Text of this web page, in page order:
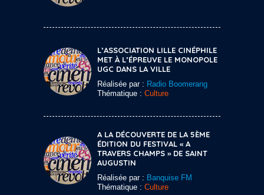
L’ASSOCIATION LILLE CINÉPHILE
MET À L’ÉPREUVE LE MONOPOLE
UGC DANS LA VILLE
Réalisée par : Radio Boomerang
Thématique : Culture
A LA DÉCOUVERTE DE LA 5ÈME
ÉDITION DU FESTIVAL « A
TRAVERS CHAMPS » DE SAINT
AUGUSTIN
Réalisée par : Banquise FM
Thématique : Culture